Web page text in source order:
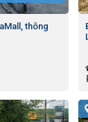
thông